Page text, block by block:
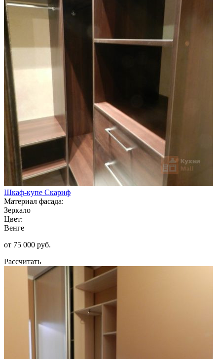
Шкаф-купе Скариф
Материал фасада:
Зеркало
Цвет:
Венге
от 75 000 руб.
Рассчитать